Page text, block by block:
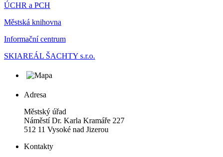
ÚCHR a PCH
Městská knihovna
Informační centrum
SKIAREÁL ŠACHTY s.r.o.
Adresa
Městský úřad
Náměstí Dr. Karla Kramáře 227
512 11 Vysoké nad Jizerou
Kontakty